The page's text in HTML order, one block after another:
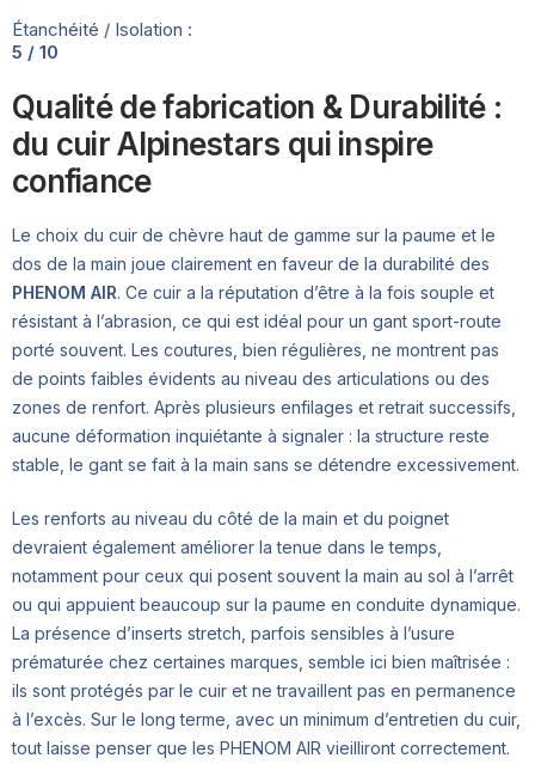
Étanchéité / Isolation :
5 / 10
Qualité de fabrication & Durabilité :
du cuir Alpinestars qui inspire
confiance
Le choix du cuir de chèvre haut de gamme sur la paume et le
dos de la main joue clairement en faveur de la durabilité des
PHENOM AIR. Ce cuir a la réputation d’être à la fois souple et
résistant à l’abrasion, ce qui est idéal pour un gant sport-route
porté souvent. Les coutures, bien régulières, ne montrent pas
de points faibles évidents au niveau des articulations ou des
zones de renfort. Après plusieurs enfilages et retrait successifs,
aucune déformation inquiétante à signaler : la structure reste
stable, le gant se fait à la main sans se détendre excessivement.
Les renforts au niveau du côté de la main et du poignet
devraient également améliorer la tenue dans le temps,
notamment pour ceux qui posent souvent la main au sol à l’arrêt
ou qui appuient beaucoup sur la paume en conduite dynamique.
La présence d’inserts stretch, parfois sensibles à l’usure
prématurée chez certaines marques, semble ici bien maîtrisée :
ils sont protégés par le cuir et ne travaillent pas en permanence
à l’excès. Sur le long terme, avec un minimum d’entretien du cuir,
tout laisse penser que les PHENOM AIR vieilliront correctement.